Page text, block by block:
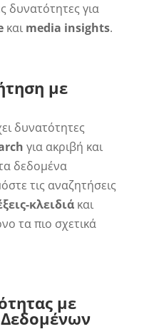
δυνατότητες για
και media insights.
με
δυνατότητες
για ακριβή και
δεδομένα
τις αναζητήσεις
κλειδιάκαι
τα πιο σχετικά
με